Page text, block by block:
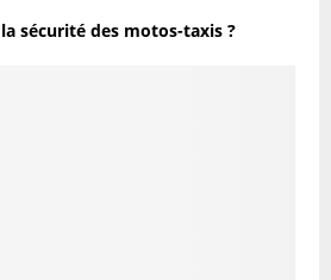
sécurité des motos-taxis ?